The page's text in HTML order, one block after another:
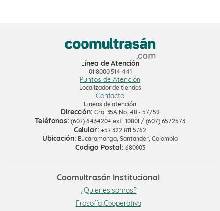
Línea de Atención
01 8000 514 441
Puntos de Atención
Localizador de tiendas
Contacto
Lineas de atención
Dirección: Cra. 35A No. 48 - 57/59
Teléfonos: (607) 6434204 ext. 10801 / (607) 6572573
Celular: +57 322 811 5762
Ubicación: Bucaramanga, Santander, Colombia
Código Postal: 680003
Coomultrasán Institucional
¿Quiénes somos?
Filosofía Cooperativa